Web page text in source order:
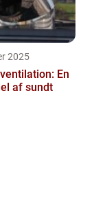
2025
En
af sundt